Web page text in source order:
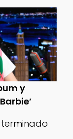
y
terminado